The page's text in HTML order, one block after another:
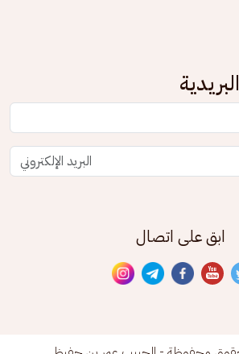
ابق على اتصال